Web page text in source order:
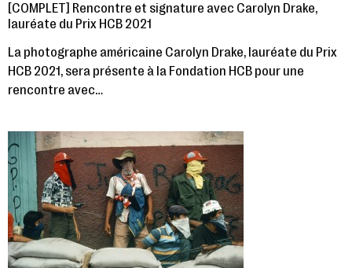
[COMPLET] Rencontre et signature avec Carolyn Drake,
lauréate du Prix HCB 2021
La photographe américaine Carolyn Drake, lauréate du Prix
HCB 2021, sera présente à la Fondation HCB pour une
rencontre avec…